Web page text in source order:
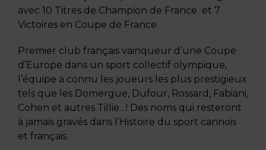
avec 10 Titres de Champion de France et 7
Victoires en Coupe de France.
Premier club français vainqueur d’une Coupe
d’Europe dans un sport collectif olympique,
l’équipe a connu les joueurs les plus prestigieux
tels que les Domergue, Dufour, Rossard, Fabiani,
Cohen et autres Tillie…! Des noms qui resteront
à jamais gravés dans l’Histoire du sport cannois
et français.